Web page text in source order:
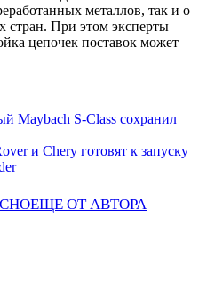
металлов, так и о
стран. При этом эксперты
цепочек поставок может
Maybach S-Class сохранил
и Chery готовят к запуску
ЕЩЕ ОТ АВТОРА